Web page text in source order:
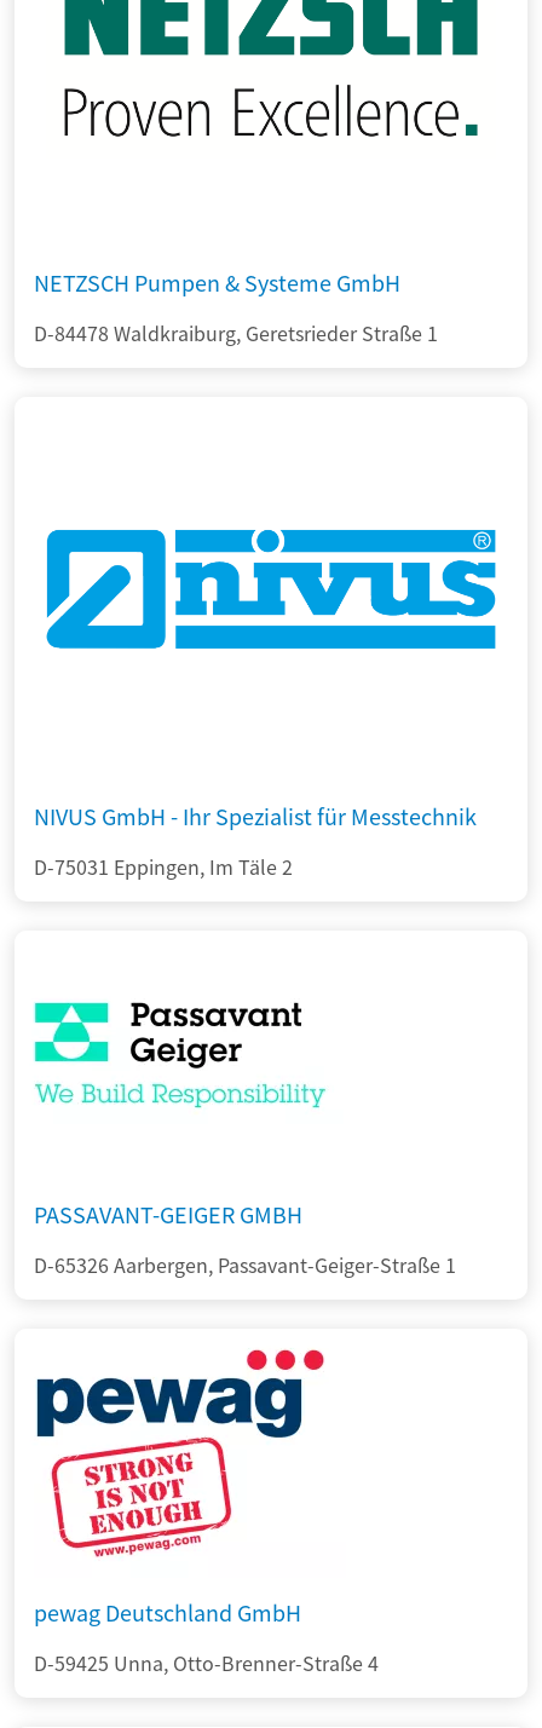
NETZSCH Pumpen & Systeme GmbH
D-84478 Waldkraiburg, Geretsrieder Straße 1
NIVUS GmbH - Ihr Spezialist für Messtechnik
D-75031 Eppingen, Im Täle 2
PASSAVANT-GEIGER GMBH
D-65326 Aarbergen, Passavant-Geiger-Straße 1
pewag Deutschland GmbH
D-59425 Unna, Otto-Brenner-Straße 4